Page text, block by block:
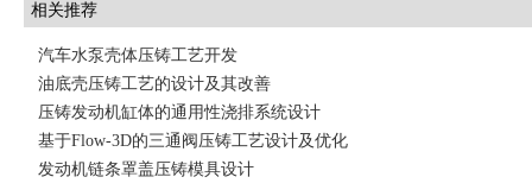
相关推荐
汽车水泵壳体压铸工艺开发
油底壳压铸工艺的设计及其改善
压铸发动机缸体的通用性浇排系统设计
基于Flow-3D的三通阀压铸工艺设计及优化
发动机链条罩盖压铸模具设计